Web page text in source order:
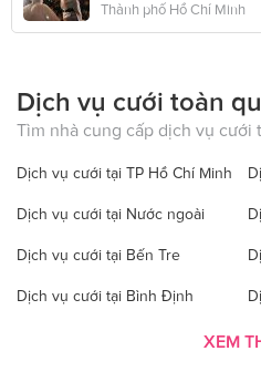
Thành phố Hồ Chí Minh
Dịch vụ cưới toàn
Tìm nhà cung cấp dịch vụ cưới
Dịch vụ cưới tại TP Hồ Chí Minh
Dịch vụ cưới tại Nước ngoài
Dịch vụ cưới tại Bến Tre
Dịch vụ cưới tại Bình Định
Dịch vụ cưới tại Bình ThuậnXEM